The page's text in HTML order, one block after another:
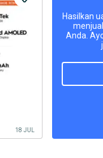
18 JUL
Hasilkan
Anda.